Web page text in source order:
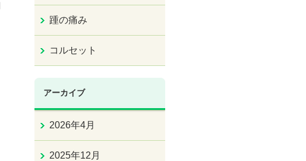
踵の痛み
コルセット
アーカイブ
2026年4月
2025年12月